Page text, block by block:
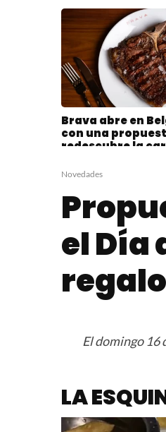
Brava abre en
con una
redescubre la
origen y el fuego
Novedades
el Día
El domingo 16
LA